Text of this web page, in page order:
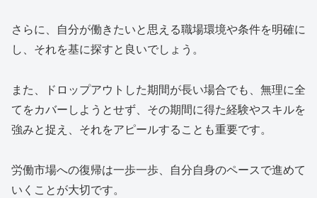
さらに、自分が働きたいと思える職場環境や条件を明確に
し、それを基に探すと良いでしょう。
また、ドロップアウトした期間が長い場合でも、無理に全
てをカバーしようとせず、その期間に得た経験やスキルを
強みと捉え、それをアピールすることも重要です。
労働市場への復帰は一歩一歩、自分自身のペースで進めて
いくことが大切です。